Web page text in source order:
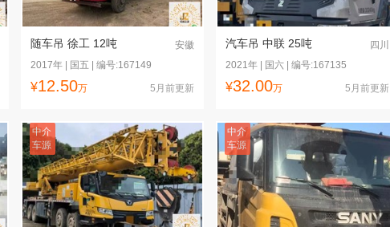
随车吊 徐工 12吨
安徽
2017年 | 国五 | 编号:167149
¥12.50万 5月前更新
汽车吊 中联 25吨
四川
2021年 | 国六 | 编号:167135
¥32.00万 5月前更新
中介
车源
中介
车源